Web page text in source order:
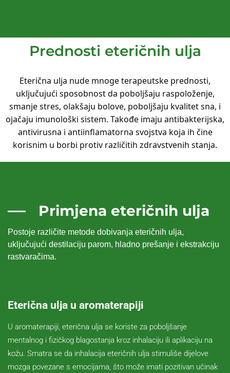
Prednosti eteričnih ulja
Eterična ulja nude mnoge terapeutske prednosti,
uključujući sposobnost da poboljšaju raspoloženje,
smanje stres, olakšaju bolove, poboljšaju kvalitet sna, i
ojačaju imunološki sistem. Takođe imaju antibakterijska,
antivirusna i antiinflamatorna svojstva koja ih čine
korisnim u borbi protiv različitih zdravstvenih stanja.
Primjena eteričnih ulja
Postoje različite metode dobivanja eteričnih ulja,
uključujući destilaciju parom, hladno prešanje i ekstrakciju
rastvaračima.
Eterična ulja u aromaterapiji
U aromaterapiji, eterična ulja se koriste za poboljšanje
mentalnog i fizičkog blagostanja kroz inhalaciju ili aplikaciju na
kožu. Smatra se da inhalacija eteričnih ulja stimuliše dijelove
mozga povezane s emocijama, što može imati pozitivan učinak